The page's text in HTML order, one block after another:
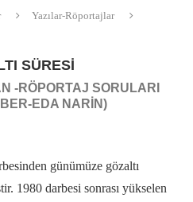
Yazılar-Röportajlar
SÜRESI
-RÖPORTAJ SORULARI
EDA NARİN)
günümüze gözaltı
1980 darbesi sonrası yükselen